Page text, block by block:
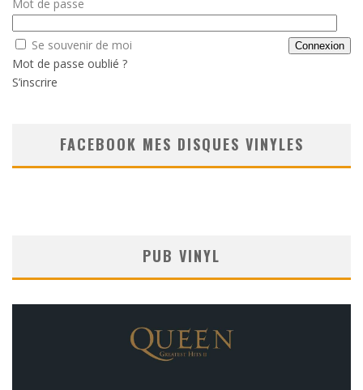
Mot de passe
Se souvenir de moi
Mot de passe oublié ?
S’inscrire
FACEBOOK MES DISQUES VINYLES
PUB VINYL